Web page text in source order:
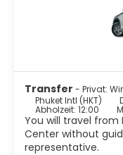
Hongkong. Einige
Direktverbindungen
oder Stopover in
und evtl. nicht
Transfer - Privat:
Phuket Intl (HKT)
Abholzeit: 12:00
You will travel from
Center without
representative.